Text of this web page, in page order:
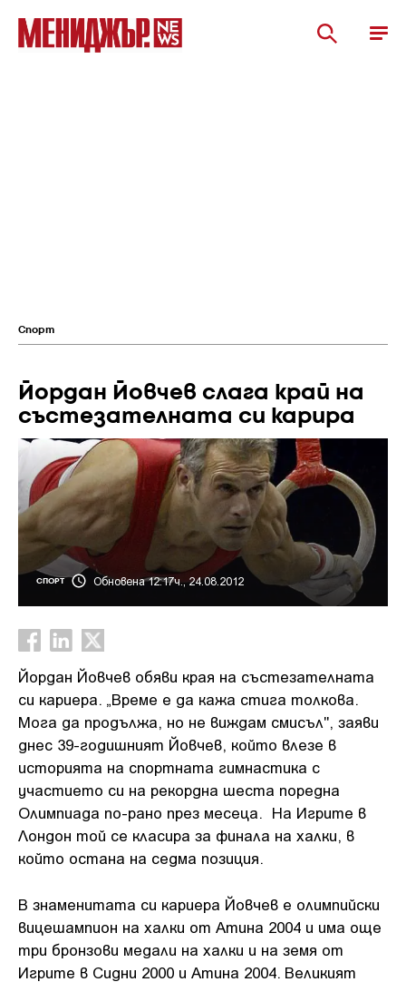
Спорт
Йордан Йовчев слага край на
състезателната си карира
СПОРТ Обновена 12:17ч., 24.08.2012
Йордан Йовчев обяви края на състезателната
си кариера. „Време е да кажа стига толкова.
Мога да продължа, но не виждам смисъл", заяви
днес 39-годишният Йовчев, който влезе в
историята на спортната гимнастика с
участието си на рекордна шеста поредна
Олимпиада по-рано през месеца. На Игрите в
Лондон той се класира за финала на халки, в
който остана на седма позиция.
В знаменитата си кариера Йовчев е олимпийски
вицешампион на халки от Атина 2004 и има още
три бронзови медали на халки и на земя от
Игрите в Сидни 2000 и Атина 2004. Великият